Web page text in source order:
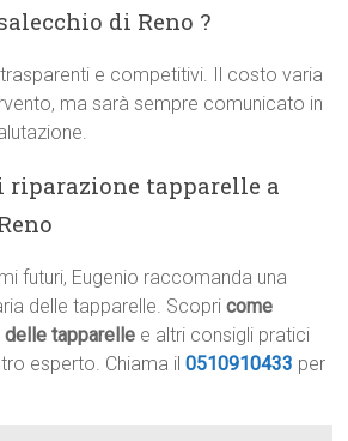
di Reno ?
e competitivi. Il costo varia
ma sarà sempre comunicato in
riparazione tapparelle a
futuri, Eugenio raccomanda una
delle tapparelle. Scopricome
tapparelle e altri consigli pratici
esperto. Chiama il0510910433 per